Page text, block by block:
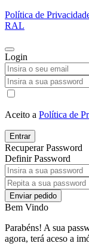
Política de
RAL
Login
Aceito a Política de
Entrar
Recuperar Password
Definir Password
Enviar pedido
Bem Vindo
Parabéns! A sua
agora, terá aceso a